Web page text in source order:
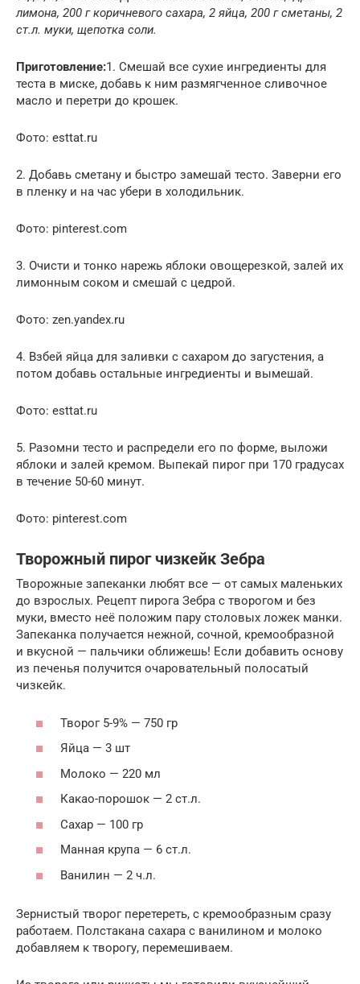
лимона, 200 г коричневого сахара, 2 яйца, 200 г сметаны, 2
ст.л. муки, щепотка соли.
Приготовление:1. Смешай все сухие ингредиенты для
теста в миске, добавь к ним размягченное сливочное
масло и перетри до крошек.
Фото: esttat.ru
2. Добавь сметану и быстро замешай тесто. Заверни его
в пленку и на час убери в холодильник.
Фото: pinterest.com
3. Очисти и тонко нарежь яблоки овощерезкой, залей их
лимонным соком и смешай с цедрой.
Фото: zen.yandex.ru
4. Взбей яйца для заливки с сахаром до загустения, а
потом добавь остальные ингредиенты и вымешай.
Фото: esttat.ru
5. Разомни тесто и распредели его по форме, выложи
яблоки и залей кремом. Выпекай пирог при 170 градусах
в течение 50-60 минут.
Фото: pinterest.com
Творожный пирог чизкейк Зебра
Творожные запеканки любят все — от самых маленьких
до взрослых. Рецепт пирога Зебра с творогом и без
муки, вместо неё положим пару столовых ложек манки.
Запеканка получается нежной, сочной, кремообразной
и вкусной — пальчики оближешь! Если добавить основу
из печенья получится очаровательный полосатый
чизкейк.
Творог 5-9% — 750 гр
Яйца — 3 шт
Молоко — 220 мл
Какао-порошок — 2 ст.л.
Сахар — 100 гр
Манная крупа — 6 ст.л.
Ванилин — 2 ч.л.
Зернистый творог перетереть, с кремообразным сразу
работаем. Полстакана сахара с ванилином и молоко
добавляем к творогу, перемешиваем.